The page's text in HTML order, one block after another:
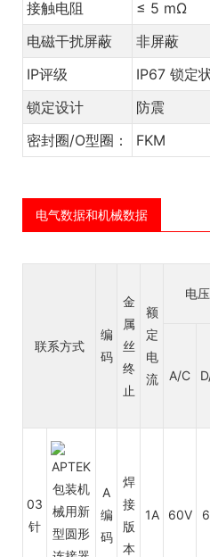
接触电阻
≤ 5 mΩ
电磁干扰屏蔽
非屏蔽
IP评级
IP67 锁定
锁定设计
防震
密封圈/O型圈：
FKM
电气数据和机械数据
联系方式
编
码
金
属
丝
终
止
额
定
电
流
电压
A/C
03
针
A
编
码
焊
接
版
本
1A 60V